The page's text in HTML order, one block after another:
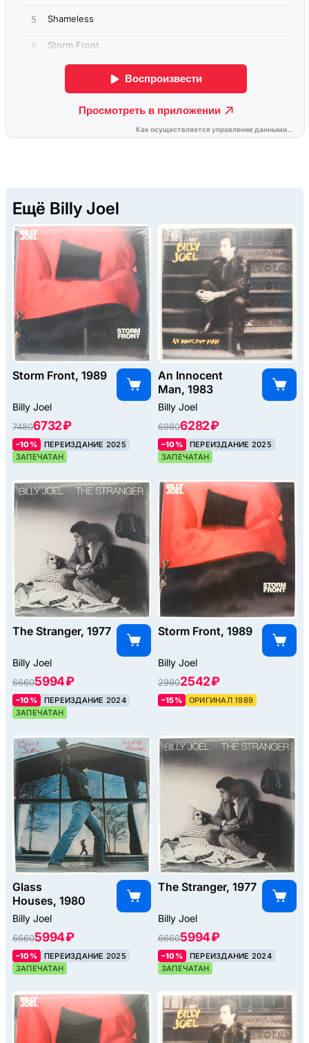
Ещё Billy Joel
Storm Front, 1989
Billy Joel
74806732 ₽
–10%
ПЕРЕИЗДАНИЕ 2025
ЗАПЕЧАТАН
An Innocent
Man, 1983
Billy Joel
69806282 ₽
–10%
ПЕРЕИЗДАНИЕ 2025
ЗАПЕЧАТАН
The Stranger, 1977
Billy Joel
66605994 ₽
–10%
ПЕРЕИЗДАНИЕ 2024
ЗАПЕЧАТАН
Storm Front, 1989
Billy Joel
29902542 ₽
–15% ОРИГИНАЛ 1989
Glass
Houses, 1980
Billy Joel
66605994 ₽
–10%
ПЕРЕИЗДАНИЕ 2025
ЗАПЕЧАТАН
The Stranger, 1977
Billy Joel
66605994 ₽
–10%
ПЕРЕИЗДАНИЕ 2024
ЗАПЕЧАТАН